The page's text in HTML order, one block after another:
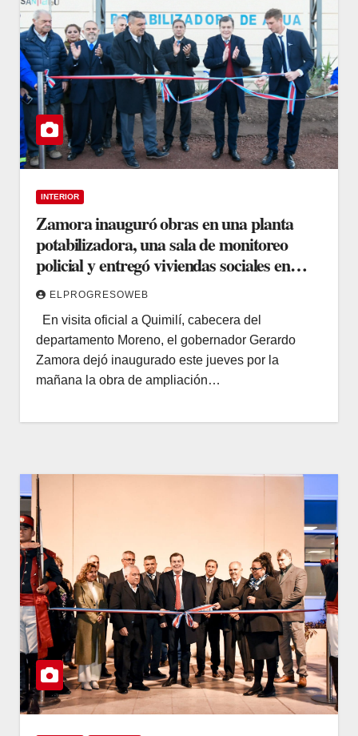
INTERIOR
Zamora inauguró obras en una planta
potabilizadora, una sala de monitoreo
policial y entregó viviendas sociales en
Quimilí
ELPROGRESOWEB
En visita oficial a Quimilí, cabecera del
departamento Moreno, el gobernador Gerardo
Zamora dejó inaugurado este jueves por la
mañana la obra de ampliación…